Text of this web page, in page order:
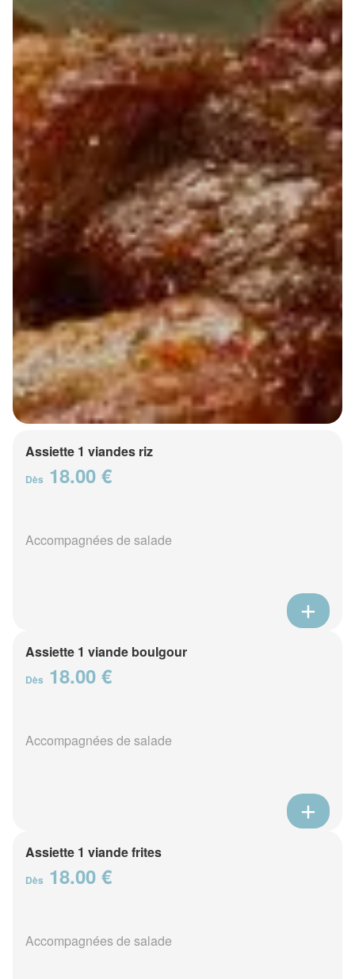
Assiette 1 viandes riz
Dès 18.00 €
Accompagnées de salade
Assiette 1 viande boulgour
Dès 18.00 €
Accompagnées de salade
Assiette 1 viande frites
Dès 18.00 €
Accompagnées de salade